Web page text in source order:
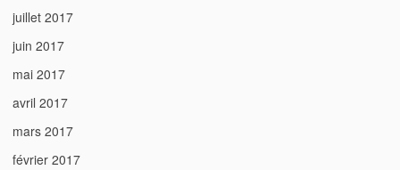
juillet 2017
juin 2017
mai 2017
avril 2017
mars 2017
février 2017